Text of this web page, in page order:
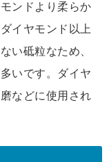
ンドより柔らか
イヤモンド以上
い砥粒なため、
いです。ダイヤ
などに使用され